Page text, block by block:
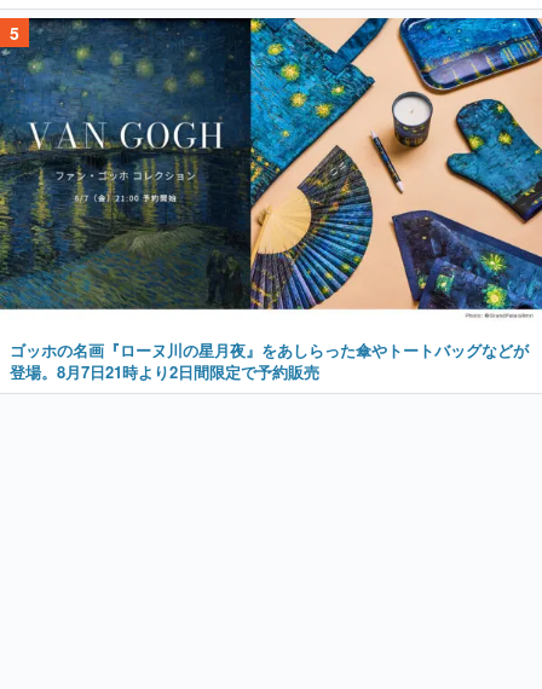
5
ゴッホの名画『ローヌ川の星月夜』をあしらった傘やトートバッグなどが
登場。8月7日21時より2日間限定で予約販売